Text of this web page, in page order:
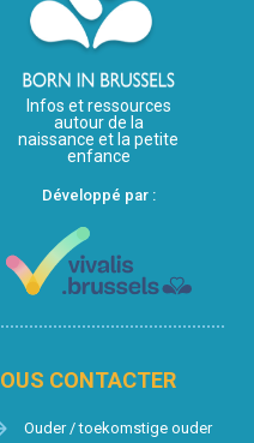
Infos et ressources
autour de la
naissance et la petite
enfance
Développé par :
CONTACTER
Ouder / toekomstige ouder